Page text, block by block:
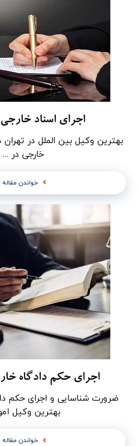
اجرای اسناد
بهترین وکیل بین الملل در تهران
خارجی در ...
خواندن مقاله
اجرای حکم دادگاه
ضرورت شناسایی و اجرای حکم
بهترین وکیل
خواندن مقاله